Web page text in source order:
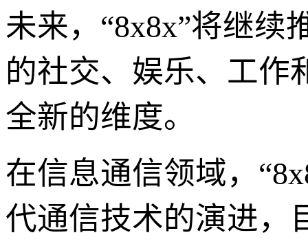
未来，“8x8x”将继续
的社交、娱乐、工作
全新的维度。
在信息通信领域，
代通信技术的演进，